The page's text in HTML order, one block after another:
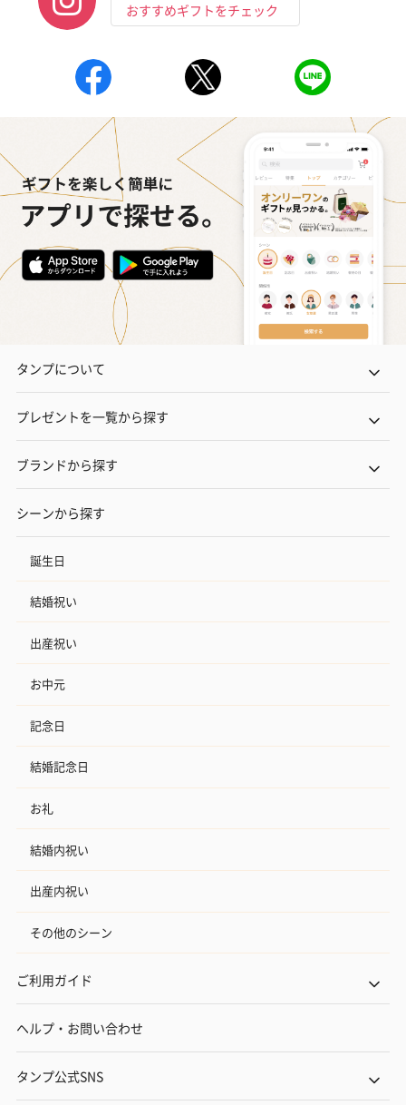
おすすめギフトをチェック
タンプについて
プレゼントを一覧から探す
ブランドから探す
シーンから探す
誕生日
結婚祝い
出産祝い
お中元
記念日
結婚記念日
お礼
結婚内祝い
出産内祝い
その他のシーン
ご利用ガイド
ヘルプ・お問い合わせ
タンプ公式SNS